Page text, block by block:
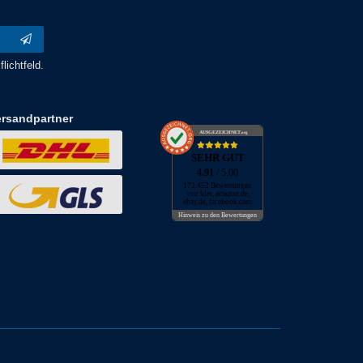
AUSGEZEICHNET.org
SEHR GUT
4.91/ 5.00
173.452 Bewertungen
von hier, amazon.de,
ebay.de, facebook.com
Hinweis zu den Bewertungen